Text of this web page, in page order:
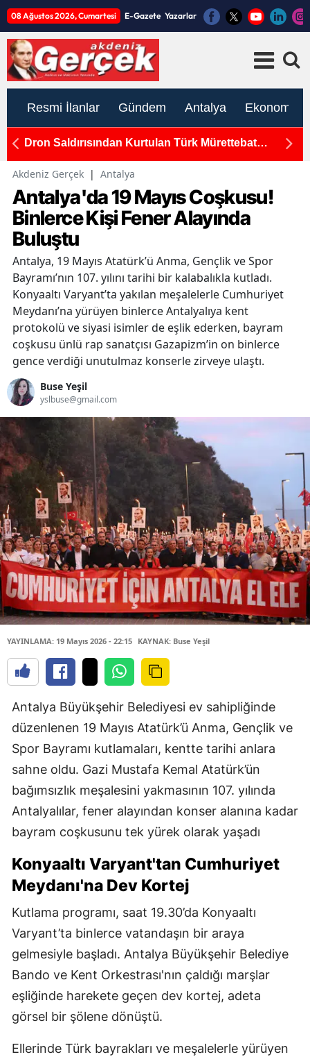
08 Ağustos 2026, Cumartesi E-Gazete Yazarlar
Resmi İlanlar Gündem Antalya Ekonomi
Dron Saldırısından Kurtulan Türk Mürettebat
Akdeniz Gerçek | Antalya
Antalya'da 19 Mayıs Coşkusu!
Binlerce Kişi Fener Alayında
Buluştu
Antalya, 19 Mayıs Atatürk’ü Anma, Gençlik ve Spor
Bayramı’nın 107. yılını tarihi bir kalabalıkla kutladı.
Konyaaltı Varyant’ta yakılan meşalelerle Cumhuriyet
Meydanı’na yürüyen binlerce Antalyalıya kent
protokolü ve siyasi isimler de eşlik ederken, bayram
coşkusu ünlü rap sanatçısı Gazapizm’in on binlerce
gence verdiği unutulmaz konserle zirveye ulaştı.
Buse Yeşil
yslbuse@gmail.com
YAYINLAMA: 19 Mayıs 2026 - 22:15 KAYNAK: Buse Yeşil
Antalya Büyükşehir Belediyesi ev sahipliğinde
düzenlenen 19 Mayıs Atatürk’ü Anma, Gençlik ve
Spor Bayramı kutlamaları, kentte tarihi anlara
sahne oldu. Gazi Mustafa Kemal Atatürk’ün
bağımsızlık meşalesini yakmasının 107. yılında
Antalyalılar, fener alayından konser alanına kadar
bayram coşkusunu tek yürek olarak yaşadı
Konyaaltı Varyant'tan Cumhuriyet
Meydanı'na Dev Kortej
Kutlama programı, saat 19.30’da Konyaaltı
Varyant’ta binlerce vatandaşın bir araya
gelmesiyle başladı. Antalya Büyükşehir Belediye
Bando ve Kent Orkestrası'nın çaldığı marşlar
eşliğinde harekete geçen dev kortej, adeta
görsel bir şölene dönüştü.
Ellerinde Türk bayrakları ve meşalelerle yürüyen